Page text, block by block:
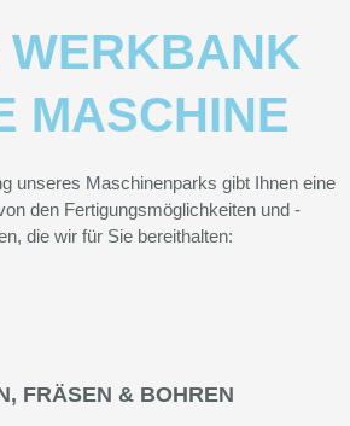
WERKBANK
MASCHINE
unseres Maschinenparks gibt Ihnen eine
den Fertigungsmöglichkeiten und -
die wir für Sie bereithalten:
FRÄSEN & BOHREN